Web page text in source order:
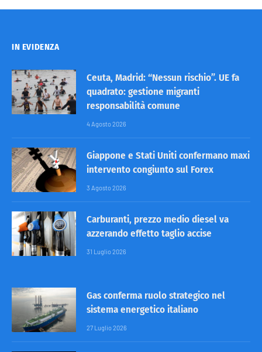
IN EVIDENZA
Ceuta, Madrid: “Nessun rischio”. UE fa
quadrato: gestione migranti
responsabilità comune
4 Agosto 2026
Giappone e Stati Uniti confermano maxi
intervento congiunto sul Forex
3 Agosto 2026
Carburanti, prezzo medio diesel va
azzerando effetto taglio accise
31 Luglio 2026
Gas conferma ruolo strategico nel
sistema energetico italiano
27 Luglio 2026